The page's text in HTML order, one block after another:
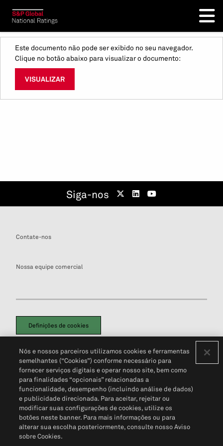
Este documento não pode ser exibido no seu navegador.
Clique no botão abaixo para visualizar o documento:
VISUALIZAR
Siga-nos
Contate-nos
Nossa equipe comercial
Definições de cookies
Política de PrivacidadePortal de privacidade do cliente (em inglês)
Não Venda Minhas Informações Pessoais© 2026 S&P Global
Nós e nossos parceiros utilizamos cookies e ferramentas
semelhantes (“Cookies”) conforme necessário para
fornecer serviços digitais e operar nosso site, bem como
para finalidades “opcionais” relacionadas a
funcionalidade, desempenho (incluindo análise de dados)
e publicidade direcionada. Para aceitar, rejeitar ou
modificar suas configurações de cookies, utilize os
botões neste banner. Para mais informações ou para
alterar sua escolha posteriormente, consulte nosso Aviso
sobre Cookies.